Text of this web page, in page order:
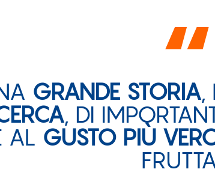
“
GRANDE STORIA,
, DI
AL GUSTO PIÙ